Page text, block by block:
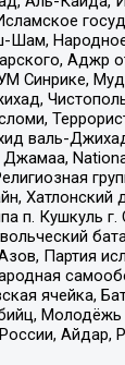
Шам,
Аджр
Синрике,
валь-
п. Кушкуль
Партия
ячейка,
Молодёжь
Айдар,